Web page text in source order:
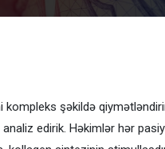
şəkildə
edirik. Həkimlər hər